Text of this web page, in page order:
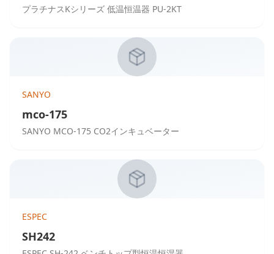
プラチナスKシリーズ 低温恒温器 PU-2KT
SANYO
mco-175
SANYO MCO-175 CO2インキュベーター
ESPEC
SH242